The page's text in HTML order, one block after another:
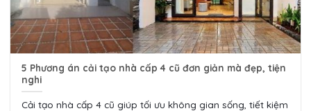
5 Phương án cải tạo nhà cấp 4 cũ đơn giản mà đẹp, tiện
nghi
Cải tạo nhà cấp 4 cũ giúp tối ưu không gian sống, tiết kiệm